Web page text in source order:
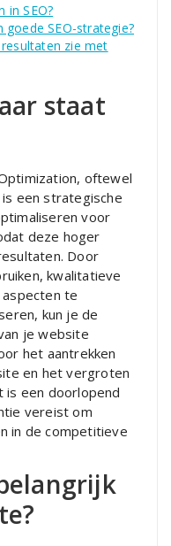
in SEO?
SEO-strategie?
zie met
staat
oftewel
een strategische
voor
deze hoger
Door
kwalitatieve
te
kun je de
je website
het aantrekken
en het vergroten
is een doorlopend
vereist om
in de competitieve